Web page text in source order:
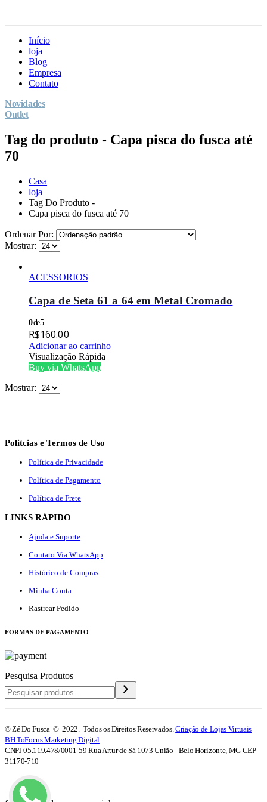
Início
loja
Blog
Empresa
Contato
Novidades
Outlet
Tag do produto - Capa pisca do fusca até
70
Casa
loja
Tag Do Produto -
Capa pisca do fusca até 70
Ordenar Por:
Mostrar:
ACESSORIOS
Capa de Seta 61 a 64 em Metal Cromado
0de 5
R$160.00
Adicionar ao carrinho
Visualização Rápida
Buy via WhatsApp
Mostrar:
Politcias e Termos de Uso
Política de Privacidade
Política de Pagamento
Política de Frete
LINKS RÁPIDO
Ajuda e Suporte
Contato Via WhatsApp
Histórico de Compras
Minha Conta
Rastrear Pedido
FORMAS DE PAGAMENTO
Pesquisa Produtos
© Zé Do Fusca © 2022. Todos os Direitos Reservados.Criação de Lojas Virtuais
BH ToFocus Marketing Digital
CNPJ 05.119.478/0001-59 Rua Artur de Sá 1073 União - Belo Horizonte, MG CEP
31170-710